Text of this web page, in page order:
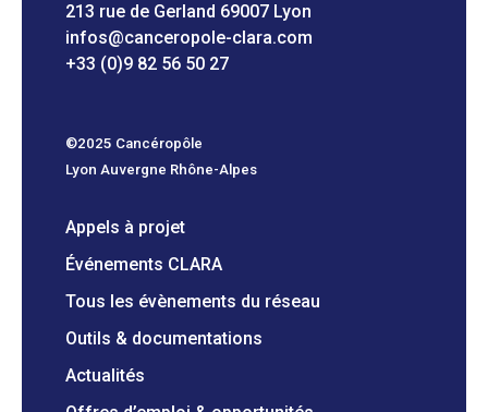
213 rue de Gerland 69007 Lyon
infos@canceropole-clara.com
+33 (0)9 82 56 50 27
©2025 Cancéropôle
Lyon Auvergne Rhône-Alpes
Appels à projet
Événements CLARA
Tous les évènements du réseau
Outils & documentations
Actualités